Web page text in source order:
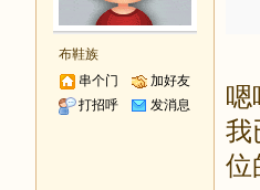
布鞋族
串个门
加好友
打招呼
发消息
嗯
我
位